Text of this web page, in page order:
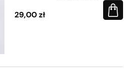
29,00 zł